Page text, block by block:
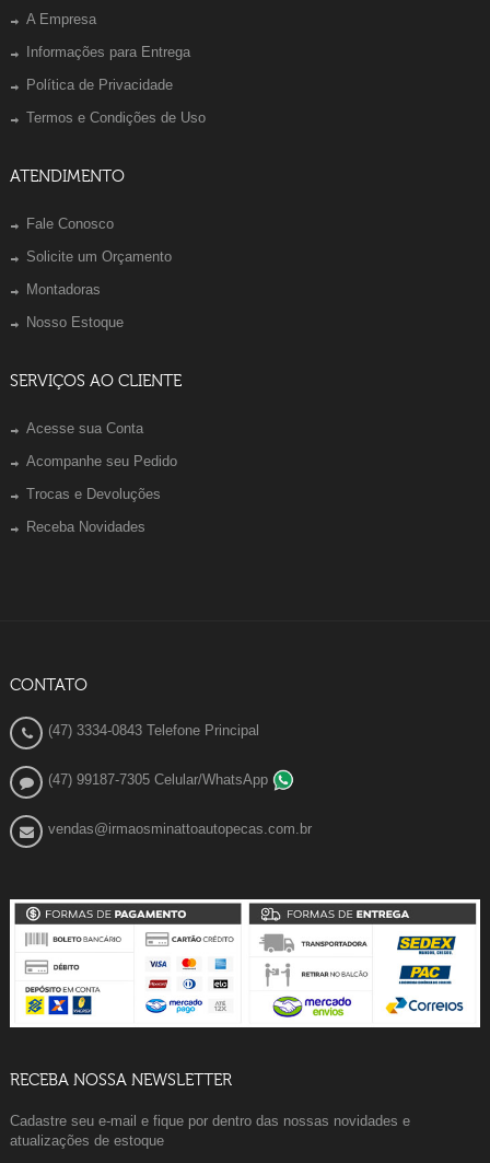
A Empresa
Informações para Entrega
Política de Privacidade
Termos e Condições de Uso
ATENDIMENTO
Fale Conosco
Solicite um Orçamento
Montadoras
Nosso Estoque
SERVIÇOS AO CLIENTE
Acesse sua Conta
Acompanhe seu Pedido
Trocas e Devoluções
Receba Novidades
CONTATO
(47) 3334-0843 Telefone Principal
(47) 99187-7305 Celular/WhatsApp
vendas@irmaosminattoautopecas.com.br
RECEBA NOSSA NEWSLETTER
Cadastre seu e-mail e fique por dentro das nossas novidades e
atualizações de estoque